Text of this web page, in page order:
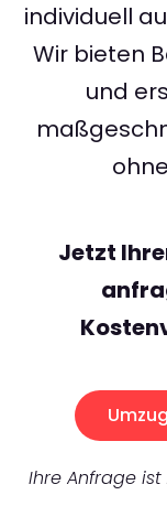
individuell
Wir bieten
und
Jetzt
Ihre Anfrage ist